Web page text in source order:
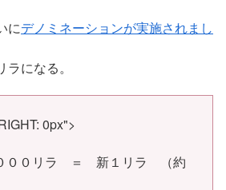
にデノミネーションが実施されまし
になる。
0px">
００リラ ＝ 新１リラ （約